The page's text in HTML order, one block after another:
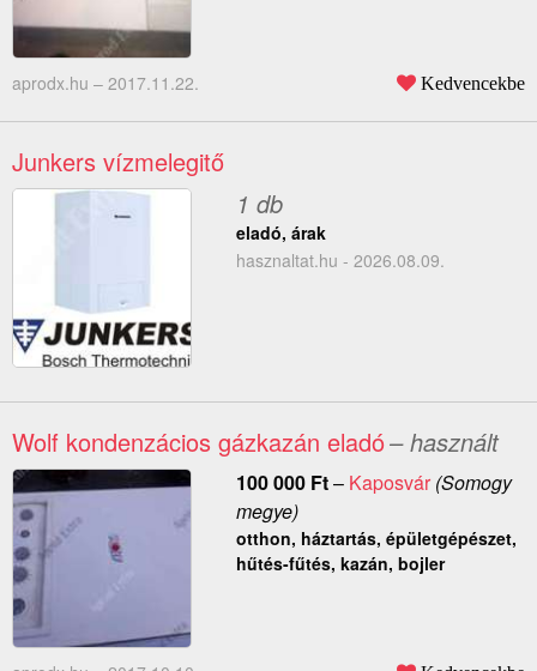
aprodx.hu – 2017.11.22. Kedvencekbe
Junkers vízmelegitő
1 db
eladó, árak
hasznaltat.hu - 2026.08.09.
Wolf kondenzácios gázkazán eladó– használt
100 000 Ft– Kaposvár(Somogy
megye)
otthon, háztartás, épületgépészet,
hűtés-fűtés, kazán, bojler